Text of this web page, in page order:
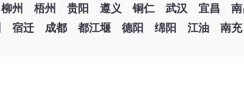
柳州 梧州 贵阳 遵义 铜仁 武汉 宜昌
宿迁 成都 都江堰 德阳 绵阳 江油 南充